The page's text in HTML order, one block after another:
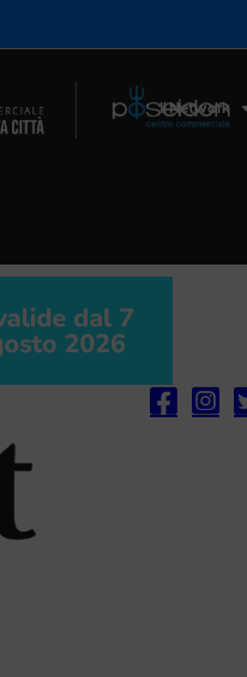
Il Network